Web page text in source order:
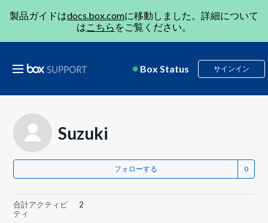
製品ガイドはdocs.box.comに移動しました。詳細について
はこちら をご覧ください。
Box Status サインイン
Suzuki
フォローする
合計アクティビ
ティ
2